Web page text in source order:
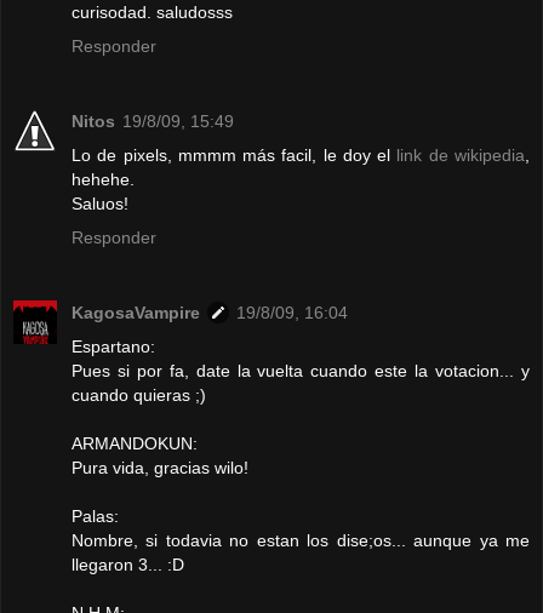
curisodad. saludosss
Responder
Nitos 19/8/09, 15:49
Lo de pixels, mmmm más facil, le doy el link de wikipedia
hehehe.
Saluos!
Responder
KagosaVampire
19/8/09, 16:04
Espartano:
Pues si por fa, date la vuelta cuando este la votacion... y
cuando quieras ;)
ARMANDOKUN:
Pura vida, gracias wilo!
Palas:
Nombre, si todavia no estan los dise;os... aunque ya me
llegaron 3... :D